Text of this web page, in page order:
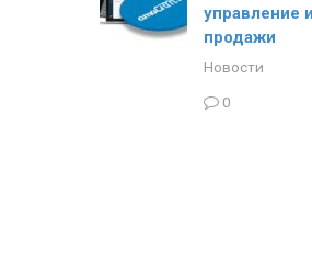
управление
продажи
Новости
0